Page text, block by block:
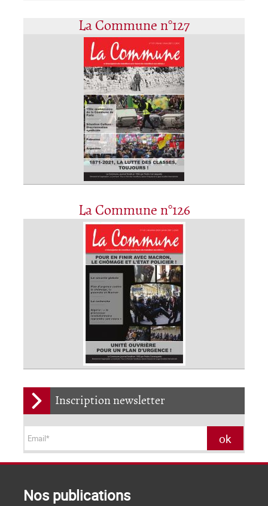
La Commune n°127
La Commune n°126
Inscription newsletter
Nos publications